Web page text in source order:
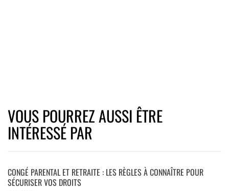
VOUS POURREZ AUSSI ÊTRE
INTÉRESSÉ PAR
CONGÉ PARENTAL ET RETRAITE : LES RÈGLES À CONNAÎTRE POUR
SÉCURISER VOS DROITS